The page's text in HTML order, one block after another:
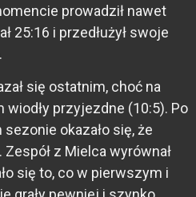
prowadził nawet
25:16 i przedłużył swoje
się ostatnim, choć na
przyjezdne (10:5). Po
okazało się, że
z Mielca wyrównał
się to, co w pierwszym i